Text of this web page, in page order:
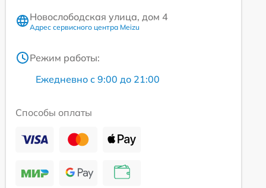
Новослободская улица, дом 4
Адрес сервисного центра Meizu
Режим работы:
Ежедневно с 9:00 до 21:00
Способы оплаты